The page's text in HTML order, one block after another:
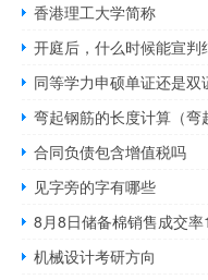
香港理工大学简称
开庭后，什么时候能宣判
同等学力申硕单证还是双
弯起钢筋的长度计算（弯
合同负债包含增值税吗
见字旁的字有哪些
8月8日储备棉销售成交
机械设计考研方向